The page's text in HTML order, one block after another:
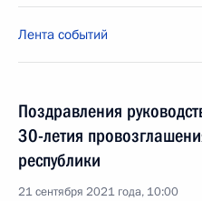
Лента событий
Поздравления
30-летия
республики
21 сентября 2021 года, 10:00